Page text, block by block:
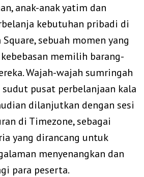
anak-anak yatim dan
kebutuhan pribadi di
Square, sebuah momen yang
memilih barang-
Wajah-wajah sumringah
pusat perbelanjaan kala
dilanjutkan dengan sesi
di Timezone, sebagai
yang dirancang untuk
menyenangkan dan
para peserta.